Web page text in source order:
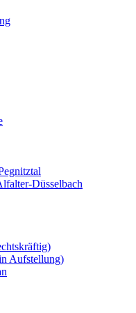
Düsselbach
Aufstellung)